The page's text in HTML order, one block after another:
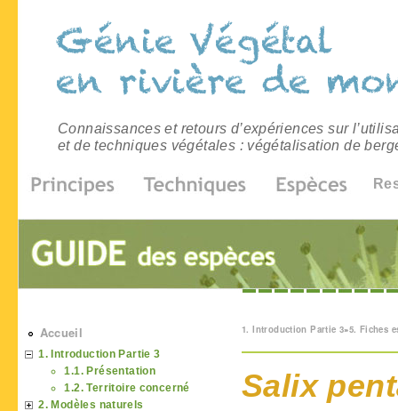
Connaissances et retours d’expériences sur
et de techniques végétales : végétalisation de
Vous êtes ici
1. Introduction Partie 3»5. Fiches
Salix
Accueil
1. Introduction Partie 3
1.1. Présentation
1.2. Territoire concerné
2. Modèles naturels